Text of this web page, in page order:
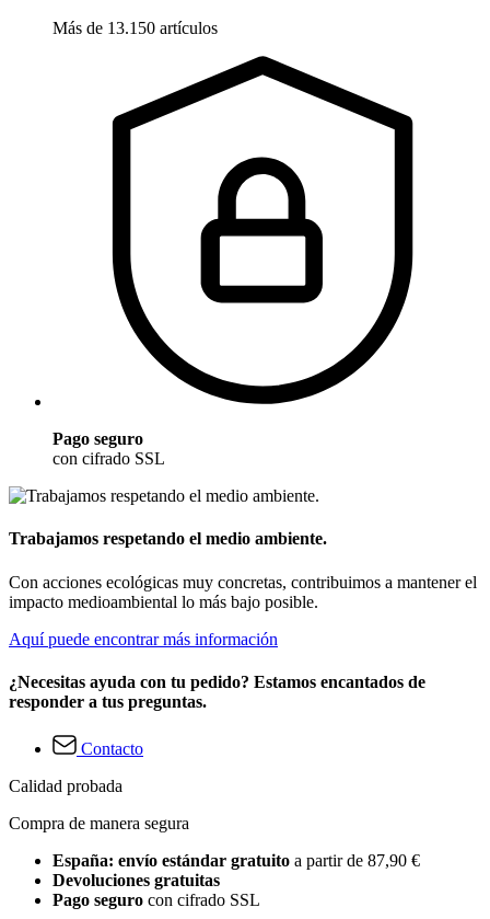
Más de 13.150 artículos
Pago seguro
con cifrado SSL
Trabajamos respetando el medio ambiente.
Con acciones ecológicas muy concretas, contribuimos a mantener el
impacto medioambiental lo más bajo posible.
Aquí puede encontrar más información
¿Necesitas ayuda con tu pedido? Estamos encantados de
responder a tus preguntas.
Contacto
Calidad probada
Compra de manera segura
España: envío estándar gratuito a partir de 87,90 €
Devoluciones gratuitas
Pago seguro con cifrado SSL